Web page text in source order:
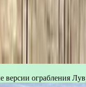
версии ограбления